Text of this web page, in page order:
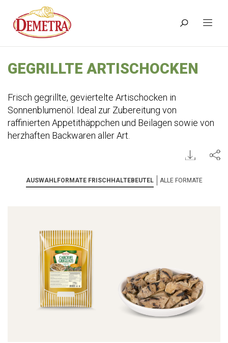
GEGRILLTE ARTISCHOCKEN
Frisch gegrillte, geviertelte Artischocken in
Sonnenblumenöl. Ideal zur Zubereitung von
raffinierten Appetithäppchen und Beilagen sowie von
herzhaften Backwaren aller Art.
AUSWAHLFORMATE FRISCHHALTEBEUTEL ALLE FORMATE